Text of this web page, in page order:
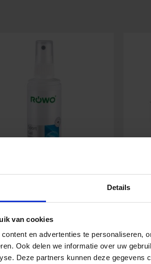
Details
van cookies
en advertenties te personaliseren,
Ook delen we informatie over uw
Deze partners kunnen deze gegevens
Sport-Gel Spray-Flasche
11,46€Inkl. MwSt.